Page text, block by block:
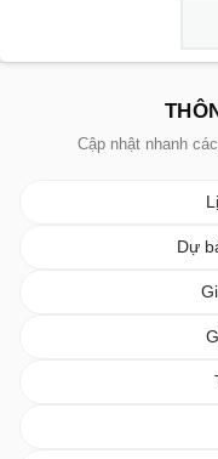
Cập nhật nhanh
Dự